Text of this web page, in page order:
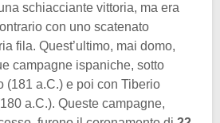
schiacciante vittoria, ma era
con uno scatenato
fila. Quest’ultimo, mai domo,
campagne ispaniche, sotto
(181 a.C.) e poi con Tiberio
a.C.). Queste campagne,